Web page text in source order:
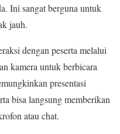
Ini sangat berguna untuk
jauh.
dengan peserta melalui
kamera untuk berbicara
presentasi
bisa langsung memberikan
atau chat.